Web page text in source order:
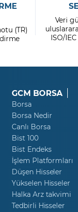
(TR)
Veri
ISO/
GCM BORSA
Borsa
Borsa Nedir
Canlı Borsa
Bist 100
Bist Endeks
İşlem Platformları
Düşen Hisseler
Yükselen Hisseler
Halka Arz takvimi
Tedbirli Hisseler